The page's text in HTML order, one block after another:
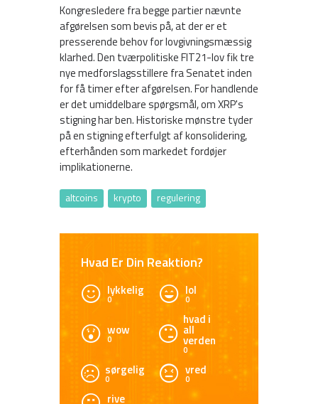
Kongresledere fra begge partier nævnte
afgørelsen som bevis på, at der er et
presserende behov for lovgivningsmæssig
klarhed. Den tværpolitiske FIT21-lov fik tre
nye medforslagsstillere fra Senatet inden
for få timer efter afgørelsen. For handlende
er det umiddelbare spørgsmål, om XRP's
stigning har ben. Historiske mønstre tyder
på en stigning efterfulgt af konsolidering,
efterhånden som markedet fordøjer
implikationerne.
altcoins krypto regulering
Hvad Er Din Reaktion?
lykkelig
0
lol
0
wow
0
hvad i
all
verden
0
sørgelig
0
vred
0
rive